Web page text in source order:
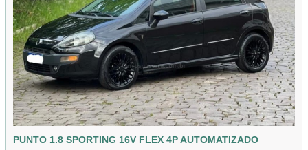
PUNTO 1.8 SPORTING 16V FLEX 4P AUTOMATIZADO